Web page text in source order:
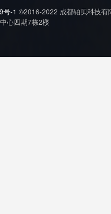
号-1 ©2016-2022 成都铂贝科技
心四期7栋2楼